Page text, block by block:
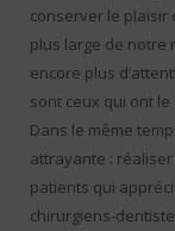
conserver le
plus large de notre
encore plus
sont ceux qui ont
Dans le même
attrayante :
patients qui
chirurgiens-